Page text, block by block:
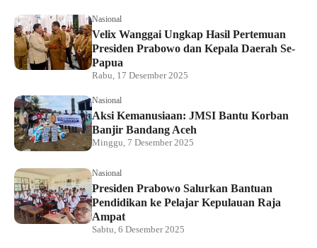
Nasional
Velix Wanggai Ungkap Hasil Pertemuan
Presiden Prabowo dan Kepala Daerah Se-
Papua
Rabu, 17 Desember 2025
Nasional
Aksi Kemanusiaan: JMSI Bantu Korban
Banjir Bandang Aceh
Minggu, 7 Desember 2025
Nasional
Presiden Prabowo Salurkan Bantuan
Pendidikan ke Pelajar Kepulauan Raja
Ampat
Sabtu, 6 Desember 2025